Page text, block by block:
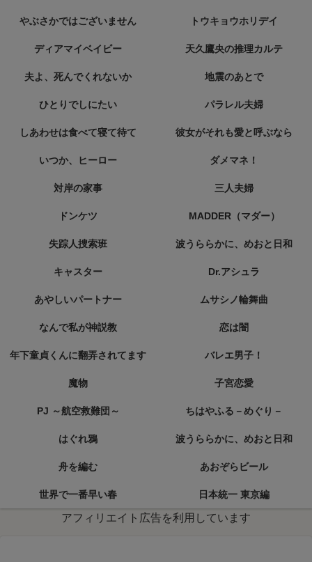
やぶさかではございません トウキョウホリデイ
ディアマイベイビー 天久鷹央の推理カルテ
夫よ、死んでくれないか 地震のあとで
ひとりでしにたい パラレル夫婦
しあわせは食べて寝て待て 彼女がそれも愛と呼ぶなら
いつか、ヒーロー ダメマネ！
対岸の家事 三人夫婦
ドンケツ MADDER（マダー）
失踪人捜索班 波うららかに、めおと日和
キャスター Dr.アシュラ
あやしいパートナー ムサシノ輪舞曲
なんで私が神説教 恋は闇
年下童貞くんに翻弄されてます バレエ男子！
魔物 子宮恋愛
PJ ～航空救難団～ ちはやふる－めぐり－
はぐれ鴉 波うららかに、めおと日和
舟を編む あおぞらビール
世界で一番早い春 日本統一 東京編
アフィリエイト広告を利用しています